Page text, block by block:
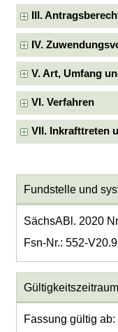
III.
IV.
V. Art, Umfang
VI. Verfahren
VII. Inkrafttreten
Fundstelle und
SächsABl. 2020
Fsn-Nr.: 552-V20.9
Gültigkeitszeitraum
Fassung gültig